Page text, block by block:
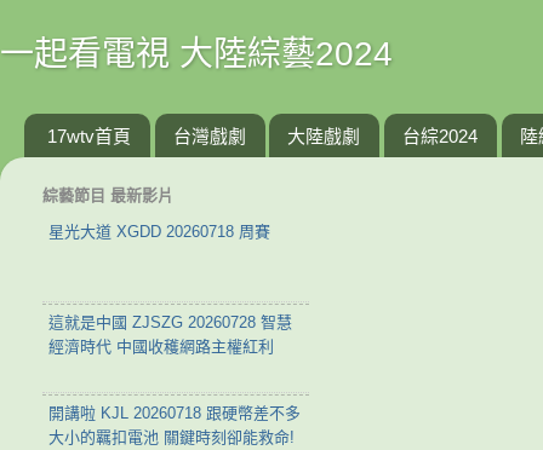
一起看電視 大陸綜藝2024
17wtv首頁 台灣戲劇 大陸戲劇 台綜2024 陸
綜藝節目 最新影片
星光大道 XGDD 20260718 周賽
這就是中國 ZJSZG 20260728 智慧
經濟時代 中國收穫網路主權紅利
開講啦 KJL 20260718 跟硬幣差不多
大小的羈扣電池 關鍵時刻卻能救命!